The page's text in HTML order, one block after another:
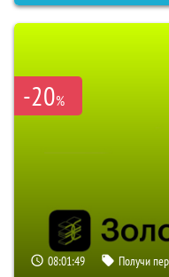
-20%
08:01:48 Получи